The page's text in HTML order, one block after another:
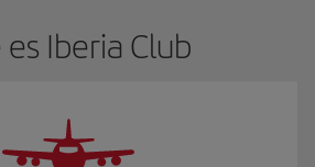
es Iberia Club